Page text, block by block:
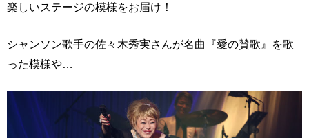
楽しいステージの模様をお届け！
シャンソン歌手の佐々木秀実さんが名曲『愛の賛歌』を歌
った模様や…